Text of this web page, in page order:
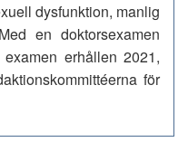
dysfunktion, manlig
en doktorsexamen
erhållen 2021,
för